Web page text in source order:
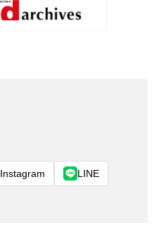
Instagram LINE